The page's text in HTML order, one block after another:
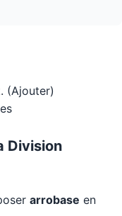
(Ajouter)
Division
arrobase en